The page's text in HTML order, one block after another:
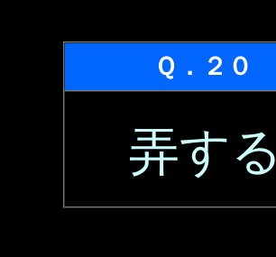
Ｑ．２０
弄する